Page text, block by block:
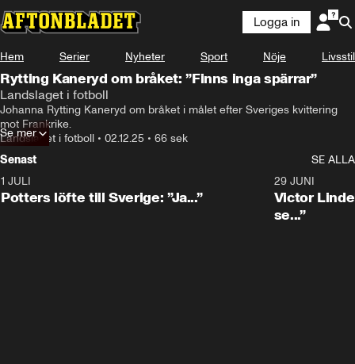
Logga in
Hem Serier Nyheter Sport Nöje Livsstil
Rytting Kaneryd om bråket: ”Finns inga spärrar”
Landslaget i fotboll
Johanna Rytting Kaneryd om bråket i målet efter Sveriges kvittering
mot Frankrike.
Landslaget i fotboll • 02.12.25 • 66 sek
Se mer
Senast
SE ALLA
1 JULI
Potters löfte till Sverige: ”Ja...”
29 JUNI
Victor
se...”